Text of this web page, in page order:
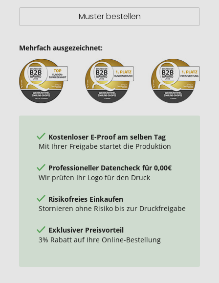
Muster bestellen
Mehrfach ausgezeichnet:
Kostenloser E-Proof am selben Tag
Mit Ihrer Freigabe startet die Produktion
Professioneller Datencheck für 0,00€
Wir prüfen Ihr Logo für den Druck
Risikofreies Einkaufen
Stornieren ohne Risiko bis zur Druckfreigabe
Exklusiver Preisvorteil
3% Rabatt auf Ihre Online-Bestellung